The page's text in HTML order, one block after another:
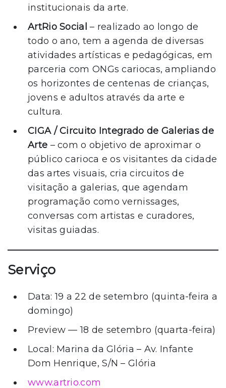
institucionais da arte.
ArtRio Social – realizado ao longo de
todo o ano, tem a agenda de diversas
atividades artísticas e pedagógicas, em
parceria com ONGs cariocas, ampliando
os horizontes de centenas de crianças,
jovens e adultos através da arte e
cultura.
CIGA / Circuito Integrado de Galerias de
Arte – com o objetivo de aproximar o
público carioca e os visitantes da cidade
das artes visuais, cria circuitos de
visitação a galerias, que agendam
programação como vernissages,
conversas com artistas e curadores,
visitas guiadas.
Serviço
Data: 19 a 22 de setembro (quinta-feira a
domingo)
Preview — 18 de setembro (quarta-feira)
Local: Marina da Glória – Av. Infante
Dom Henrique, S/N – Glória
www.artrio.com